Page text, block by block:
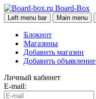
Board-Box
Left menu bar Main menu
Блокнот
Магазины
Добавить магазин
Добавить объявление
Личный кабинет
E-mail: